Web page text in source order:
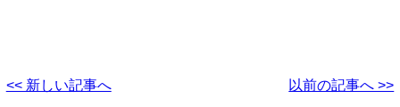
<< 新しい記事へ 以前の記事へ >>